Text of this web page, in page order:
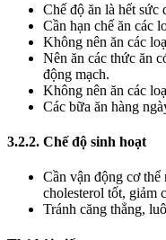
Chế độ ăn là hết sức
Cần hạn chế ăn các
Không nên ăn các
Nên ăn các thức ăn
động mạch.
Không nên ăn các
Các bữa ăn hàng
3.2.2. Chế độ sinh hoạt
Cần vận động cơ
cholesterol tốt, giảm
Tránh căng thẳng,